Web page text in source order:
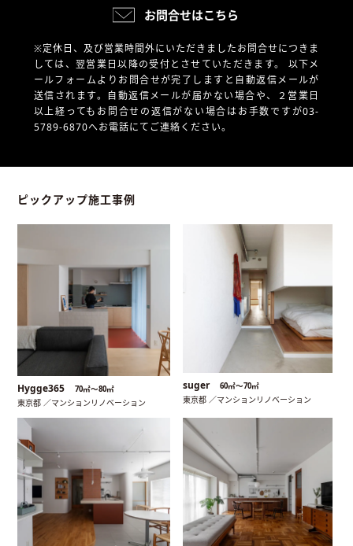
お問合せはこちら
※定休日、及び営業時間外にいただきましたお問合せにつきま
しては、翌営業日以降の受付とさせていただきます。 以下メ
ールフォームよりお問合せが完了しますと自動返信メールが
送信されます。自動返信メールが届かない場合や、
２営業日
以上経ってもお問合せの返信がない場合はお手数ですが03-
5789-6870へお電話にてご連絡ください。
ピックアップ施工事例
Hygge365 70㎡〜80㎡
東京都 ／マンションリノベーション
suger 60㎡〜70㎡
東京都 ／マンションリノベーション